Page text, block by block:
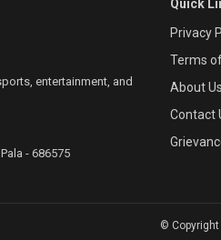
entertainment, and
- 686575
Quick
Privacy
Terms
About Us
Contact
© Copyright